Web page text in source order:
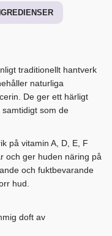
traditionellt hantverk
naturliga
De ger ett härligt
som de
på vitamin A, D, E, F
och ger huden näring på
och fuktbevarande
hud.
doft av